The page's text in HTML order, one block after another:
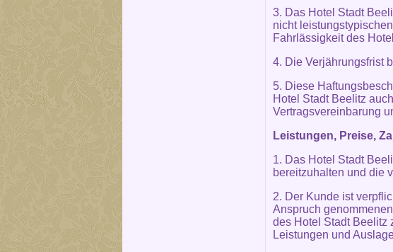
3. Das Hotel Stadt
nicht
Fahrlässigkeit des
4. Die Verjährungsfrist
5. Diese
Hotel Stadt Beelitz
Vertragsvereinbarung
Leistungen, Preise,
1. Das Hotel Stadt
bereitzuhalten und die
2. Der Kunde ist
Anspruch
des Hotel Stadt Beelitz
Leistungen und